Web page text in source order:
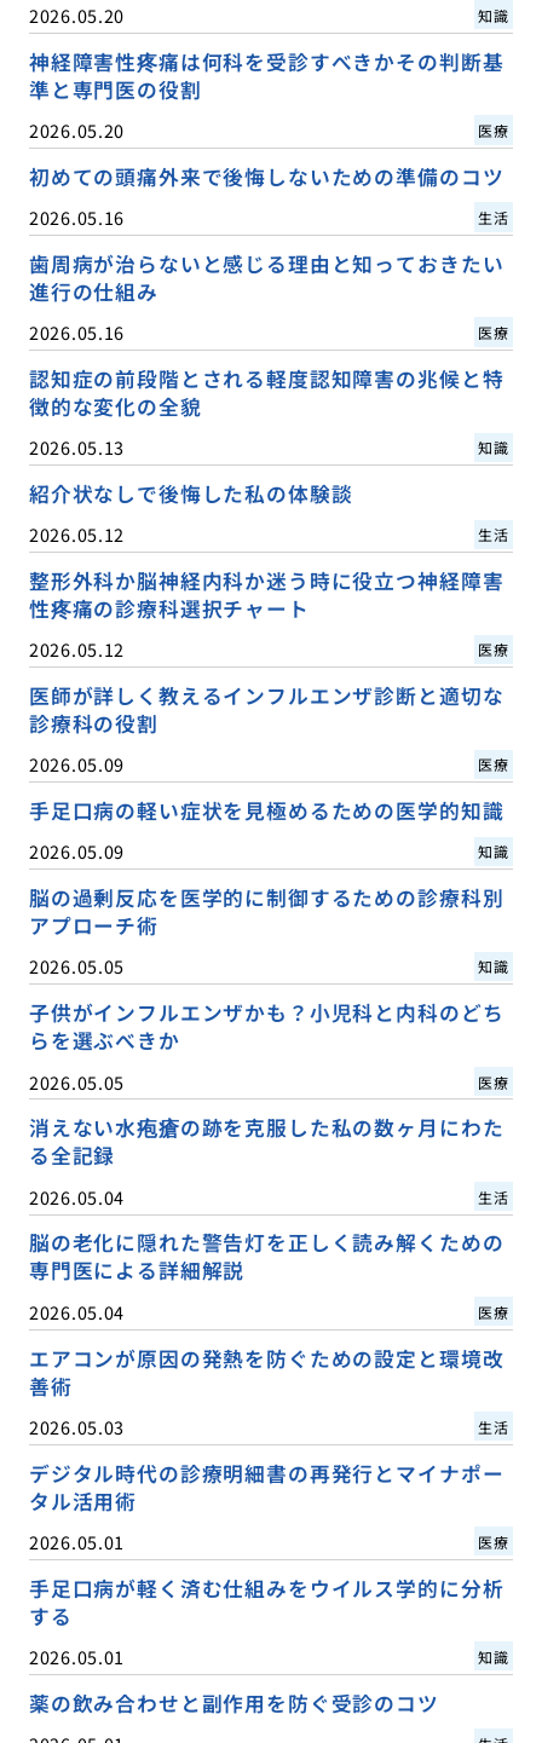
2026.05.20 知識
神経障害性疼痛は何科を受診すべきかその判断基
準と専門医の役割
2026.05.20 医療
初めての頭痛外来で後悔しないための準備のコツ
2026.05.16 生活
歯周病が治らないと感じる理由と知っておきたい
進行の仕組み
2026.05.16 医療
認知症の前段階とされる軽度認知障害の兆候と特
徴的な変化の全貌
2026.05.13 知識
紹介状なしで後悔した私の体験談
2026.05.12 生活
整形外科か脳神経内科か迷う時に役立つ神経障害
性疼痛の診療科選択チャート
2026.05.12 医療
医師が詳しく教えるインフルエンザ診断と適切な
診療科の役割
2026.05.09 医療
手足口病の軽い症状を見極めるための医学的知識
2026.05.09 知識
脳の過剰反応を医学的に制御するための診療科別
アプローチ術
2026.05.05 知識
子供がインフルエンザかも？小児科と内科のどち
らを選ぶべきか
2026.05.05 医療
消えない水疱瘡の跡を克服した私の数ヶ月にわた
る全記録
2026.05.04 生活
脳の老化に隠れた警告灯を正しく読み解くための
専門医による詳細解説
2026.05.04 医療
エアコンが原因の発熱を防ぐための設定と環境改
善術
2026.05.03 生活
デジタル時代の診療明細書の再発行とマイナポー
タル活用術
2026.05.01 医療
手足口病が軽く済む仕組みをウイルス学的に分析
する
2026.05.01 知識
薬の飲み合わせと副作用を防ぐ受診のコツ